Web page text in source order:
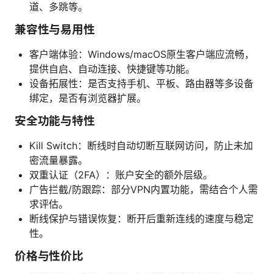
道、多跳等。
兼容性与易用性
客户端体验：Windows/macOS原生客户端应流畅，
提供自启、自动连接、快捷键等功能。
设备拓展性：是否支持手机、平板、路由器等多设备
绑定，是否有浏览器扩展。
安全功能与特性
Kill Switch：断线时自动切断互联网访问，防止未加
密流量暴露。
双重认证（2FA）：账户安全的额外层级。
广告拦截/防跟踪：部分VPN内置功能，需结合个人需
求评估。
断线保护与错误恢复：断开后重新连线的速度与稳定
性。
价格与性价比